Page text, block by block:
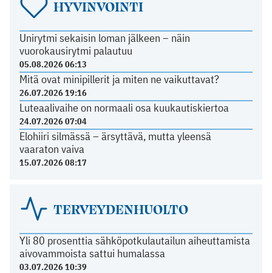
HYVINVOINTI
Unirytmi sekaisin loman jälkeen – näin
vuorokausirytmi palautuu
05.08.2026 06:13
Mitä ovat minipillerit ja miten ne vaikuttavat?
26.07.2026 19:16
Luteaalivaihe on normaali osa kuukautiskiertoa
24.07.2026 07:04
Elohiiri silmässä – ärsyttävä, mutta yleensä
vaaraton vaiva
15.07.2026 08:17
TERVEYDENHUOLTO
Yli 80 prosenttia sähköpotkulautailun aiheuttamista
aivovammoista sattui humalassa
03.07.2026 10:39